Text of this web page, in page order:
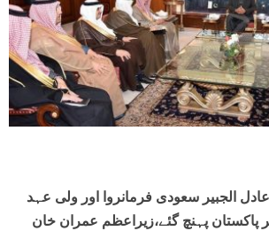
الجبیر سعودی فرمانروا اور ولی عہد
پاکستان پہنچ گئے،زیراعظم عمران خان